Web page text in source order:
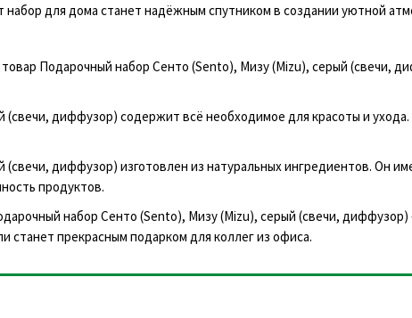
для дома станет надёжным спутником в создании уютной
Подарочный набор Сенто (Sento), Мизу (Mizu), серый (свечи,
диффузор) содержит всё необходимое для красоты и
диффузор) изготовлен из натуральных ингредиентов. Он
продуктов.
набор Сенто (Sento), Мизу (Mizu), серый (свечи,
станет прекрасным подарком для коллег из офиса.